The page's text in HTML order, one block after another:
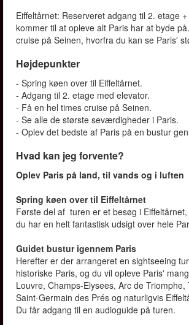
Eiffeltårnet: Reserveret adgang til 2. etage
kommer til at opleve alt Paris har at byde
cruise på Seinen, hvorfra du kan se Paris'
Højdepunkter
- Spring køen over til Eiffeltårnet.
- Adgang til 2. etage med elevator.
- Få en hel times cruise på Seinen.
- Se alle de største seværdigheder i Paris.
- Oplev det bedste af Paris på en bustur
Hvad kan jeg forvente?
Oplev Paris på land, til vands og i luften
Spring køen over til Eiffeltårnet
Første del af turen er et besøg i
du har en helt fantastisk udsigt over hele
Guidet bustur igennem Paris
Herefter er der arrangeret en sightseeing
historiske Paris, og du vil opleve Paris'
Louvre, Champs-Elysees, Arc de
Saint-Germain des Prés og naturligvis
Du får adgang til en audioguide på turen.